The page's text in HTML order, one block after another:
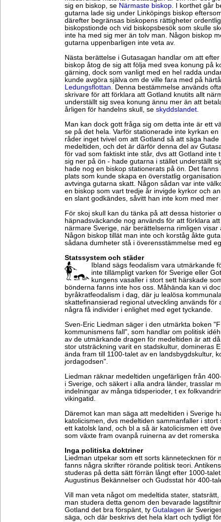
sig en biskop, se Närmaste biskop. I korthet går
gutarna lade sig under Linköpings biskop
därefter begränsas biskopens rättigheter
biskopstionde och vid biskopsbesök som skulle
inte ha med sig mer än tolv man. Någon biskop
gutarna uppenbarligen inte veta av.
Nästa berättelse i Gutasagan handlar om att
biskop åtog de sig att följa med svea konung på
gärning, dock som vanligt med en hel radda
kunde avgöra själva om de ville fara med på
Ledungsflottan. Denna bestämmelse används
skrivare för att förklara att Gotland knutits allt
underställt sig svea konung ännu mer än att
årligen för handelns skull, se skyddslandet.
Man kan dock gott fråga sig om detta inte är ett
se på det hela. Varför stationerade inte kyrkan
råder inget tvivel om att Gotland så att säga
medeltiden, och det är därför denna del av
för vad som faktiskt inte står, dvs att Gotland inte
sig ner på ön - hade gutarna i stället underställt
hade nog en biskop stationerats på ön. Det
plats som kunde skapa en överstatlig
avtvinga gutarna skatt. Någon sådan var inte
en biskop som vart tredje år invigde kyrkor och
en slant godkändes, såvitt han inte kom med mer
För skoj skull kan du tänka på att dessa historier
häpnadsväckande nog används för att förklara
närmare Sverige, när berättelserna rimligen
Någon biskop tillät man inte och korståg åkte
sådana dumheter stå i överensstämmelse med
Statssystem och städer
Ibland sägs feodalism vara utmärkande
inte tillämpligt varken för Sverige eller
kungens vasaller i stort sett härskade
bönderna fanns inte hos oss. Måhända kan vi
byråkratfeodalism i dag, där ju lealösa
skattefinansierad regional utveckling används för
några få individer i enlighet med eget tyckande.
Sven-Eric Liedman säger i den utmärkta boken
kommunismens fall", som handlar om politisk
av de utmärkande dragen för medeltiden är att
stor utsträckning varit en stadskultur, domineras
ända fram till 1100-talet av en landsbygdskultur,
jordagodsen".
Liedman räknar medeltiden ungefärligen från
i Sverige, och säkert i alla andra länder, trasslar
indelningar av många tidsperioder, t ex
vikingatid.
Däremot kan man säga att medeltiden i Sverige
katolicismen, dvs medeltiden sammanfaller i
ett katolsk land, och bl a så är katolicismen ett
som växte fram ovanpå ruinerna av det romerska
Inga politiska doktriner
Liedman utpekar som ett sorts kännetecknen för
fanns några skrifter rörande politisk teori.
studeras på detta sätt förrän långt efter 1000-
Augustinus Bekännelser och Gudsstat hör 400-
Vill man veta något om medeltida stater,
man studera detta genom den bevarade
Gotland det bra förspänt, ty Gutalagen är
säga, och där beskrivs det hela klart och tydligt